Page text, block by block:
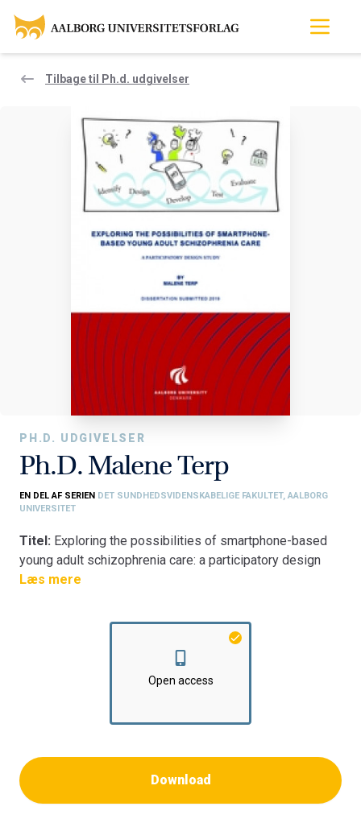
Tilbage til Ph.d. udgivelser
PH.D. UDGIVELSER
Ph.D. Malene Terp
EN DEL AF SERIEN DET SUNDHEDSVIDENSKABELIGE FAKULTET, AALBORG
UNIVERSITET
Titel: Exploring the possibilities of smartphone-based
young adult schizophrenia care: a participatory design
study
Klinisk Institut
Læs mere
Open access
Download